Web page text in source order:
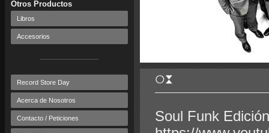
Otros Productos
Libros
Accesorios
Record Store Day
Acerca de Nosotros
Contacto / Peticiones
Soul Funk